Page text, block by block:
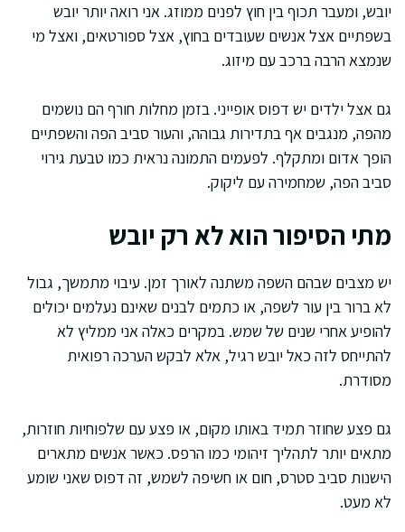
יובש, ומעבר תכוף בין חוץ לפנים ממוזג. אני רואה יותר יובש
בשפתיים אצל אנשים שעובדים בחוץ, אצל ספורטאים, ואצל מי
שנמצא הרבה ברכב עם מיזוג.
גם אצל ילדים יש דפוס אופייני. בזמן מחלות חורף הם נושמים
מהפה, מנגבים אף בתדירות גבוהה, והעור סביב הפה והשפתיים
הופך אדום ומתקלף. לפעמים התמונה נראית כמו טבעת גירוי
סביב הפה, שמחמירה עם ליקוק.
מתי הסיפור הוא לא רק יובש
יש מצבים שבהם השפה משתנה לאורך זמן. עיבוי מתמשך, גבול
לא ברור בין עור לשפה, או כתמים לבנים שאינם נעלמים יכולים
להופיע אחרי שנים של שמש. במקרים כאלה אני ממליץ לא
להתייחס לזה כאל יובש רגיל, אלא לבקש הערכה רפואית
מסודרת.
גם פצע שחוזר תמיד באותו מקום, או פצע עם שלפוחיות חוזרות,
מתאים יותר לתהליך זיהומי כמו הרפס. כאשר אנשים מתארים
הישנות סביב סטרס, חום או חשיפה לשמש, זה דפוס שאני שומע
לא מעט.